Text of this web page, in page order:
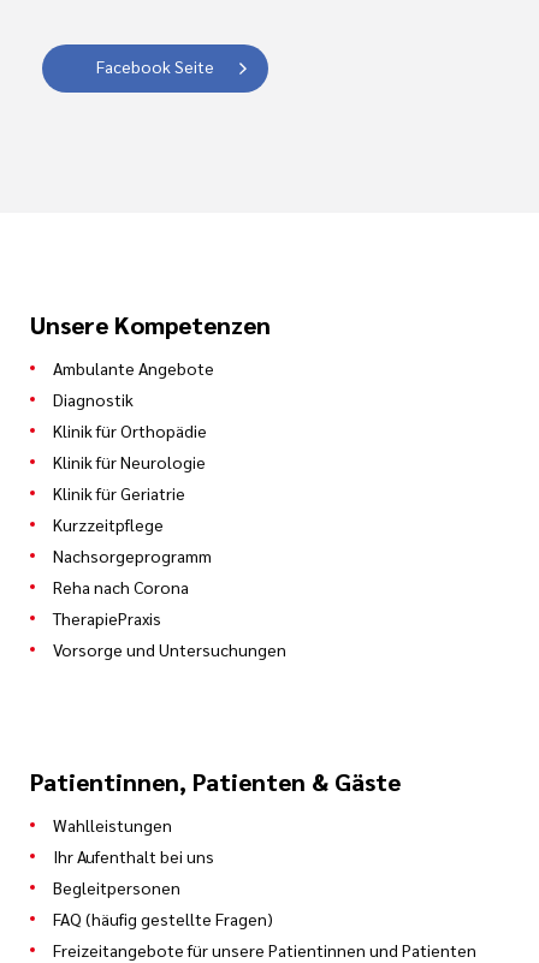
Facebook Seite
Unsere Kompetenzen
Ambulante Angebote
Diagnostik
Klinik für Orthopädie
Klinik für Neurologie
Klinik für Geriatrie
Kurzzeitpflege
Nachsorgeprogramm
Reha nach Corona
TherapiePraxis
Vorsorge und Untersuchungen
Patientinnen, Patienten & Gäste
Wahlleistungen
Ihr Aufenthalt bei uns
Begleitpersonen
FAQ (häufig gestellte Fragen)
Freizeitangebote für unsere Patientinnen und Patienten